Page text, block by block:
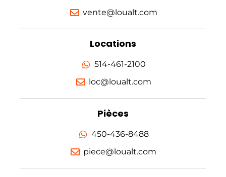
vente@loualt.com
Locations
514-461-2100
loc@loualt.com
Pièces
450-436-8488
piece@loualt.com